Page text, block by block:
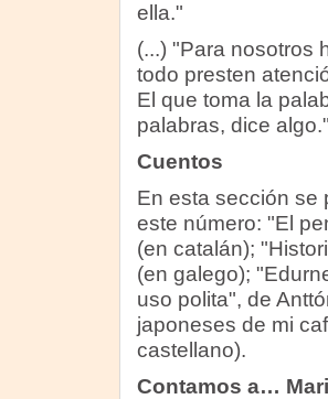
ella."
(...) "Para nosotros
todo presten
El que toma la
palabras, dice algo."
Cuentos
En esta sección se
este número: "El
(en catalán);
(en galego);
uso polita", de
japoneses de mi
castellano).
Contamos a…